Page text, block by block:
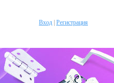
Вход Регистрация